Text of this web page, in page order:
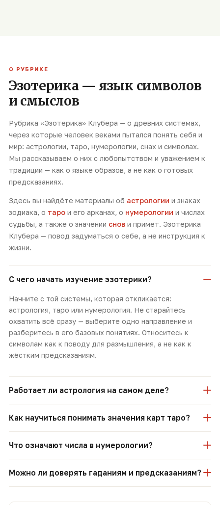
О РУБРИКЕ
Эзотерика — язык символов
и смыслов
Рубрика «Эзотерика» Клубера — о древних системах,
через которые человек веками пытался понять себя и
мир: астрологии, таро, нумерологии, снах и символах.
Мы рассказываем о них с любопытством и уважением к
традиции — как о языке образов, а не как о готовых
предсказаниях.
Здесь вы найдёте материалы об астрологии и знаках
зодиака, о таро и его арканах, о нумерологии и числах
судьбы, а также о значении снов и примет. Эзотерика
Клубера — повод задуматься о себе, а не инструкция к
жизни.
С чего начать изучение эзотерики?
Начните с той системы, которая откликается:
астрология, таро или нумерология. Не старайтесь
охватить всё сразу — выберите одно направление и
разберитесь в его базовых понятиях. Относитесь к
символам как к поводу для размышления, а не как к
жёстким предсказаниям.
Работает ли астрология на самом деле?
Как научиться понимать значения карт таро?
Что означают числа в нумерологии?
Можно ли доверять гаданиям и предсказаниям?